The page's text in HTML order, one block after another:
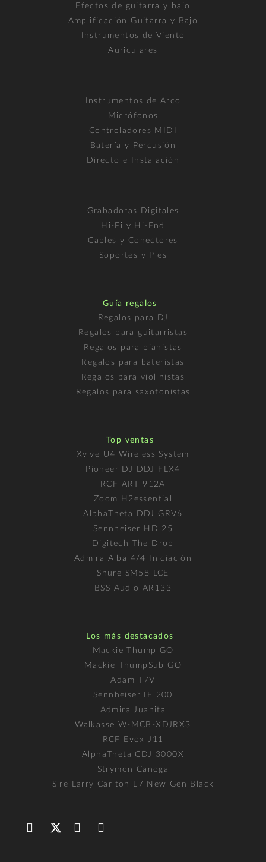
Efectos de guitarra y bajo
Amplificación Guitarra y Bajo
Instrumentos de Viento
Auriculares
Instrumentos de Arco
Micrófonos
Controladores MIDI
Batería y Percusión
Directo e Instalación
Grabadoras Digitales
Hi-Fi y Hi-End
Cables y Conectores
Soportes y Pies
Guía regalos
Regalos para DJ
Regalos para guitarristas
Regalos para pianistas
Regalos para bateristas
Regalos para violinistas
Regalos para saxofonistas
Top ventas
Xvive U4 Wireless System
Pioneer DJ DDJ FLX4
RCF ART 912A
Zoom H2essential
AlphaTheta DDJ GRV6
Sennheiser HD 25
Digitech The Drop
Admira Alba 4/4 Iniciación
Shure SM58 LCE
BSS Audio AR133
Los más destacados
Mackie Thump GO
Mackie ThumpSub GO
Adam T7V
Sennheiser IE 200
Admira Juanita
Walkasse W-MCB-XDJRX3
RCF Evox J11
AlphaTheta CDJ 3000X
Strymon Canoga
Sire Larry Carlton L7 New Gen Black